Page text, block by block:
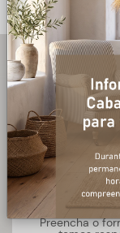
+
Preencha o